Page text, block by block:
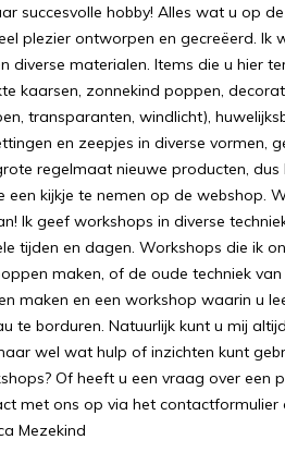
succesvolle hobby! Alles wat u op
plezier ontworpen en gecreëerd. Ik
diverse materialen. Items die u hier
kaarsen, zonnekind poppen,
transparanten, windlicht),
en zeepjes in diverse vormen,
regelmaat nieuwe producten,
een kijkje te nemen op de webshop.
Ik geef workshops in diverse
tijden en dagen. Workshops die ik
maken, of de oude techniek
maken en een workshop waarin u
te borduren. Natuurlijk kunt u mij
wel wat hulp of inzichten kunt
Of heeft u een vraag over een
met ons op via het contactformulier
Mezekind